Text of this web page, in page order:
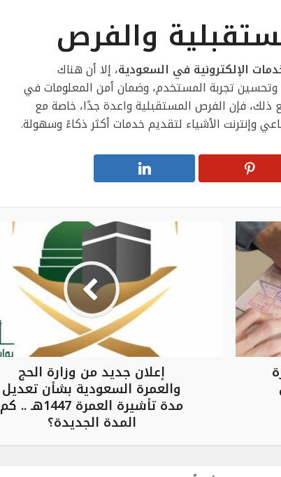
والفرص
الإلكترونية في السعودية، إلا أن هناك
وتحسين تجربة المستخدم، وضمان أمن المعلومات في
ذلك، فإن الفرص المستقبلية واعدة جدًا، خاصة مع
وإنترنت الأشياء لتقديم خدمات أكثر ذكاءً وسهولة.
إعلان جديد من وزارة الحج
والعمرة السعودية بشأن تعديل
مدة تأشيرة العمرة 1447هـ .. كم
المدة الجديدة؟